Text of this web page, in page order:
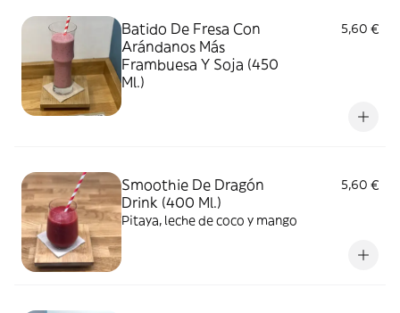
Batido De Fresa Con
Arándanos Más
Frambuesa Y Soja (450
Ml.)
5,60 €
Smoothie De Dragón
Drink (400 Ml.)
5,60 €
Pitaya, leche de coco y mango